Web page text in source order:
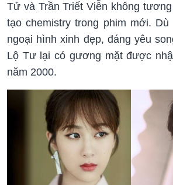
Tử và Trần Triết Viễn không
tạo chemistry trong phim mới.
ngoại hình xinh đẹp, đáng yêu
Lộ Tư lại có gương mặt được
năm 2000.